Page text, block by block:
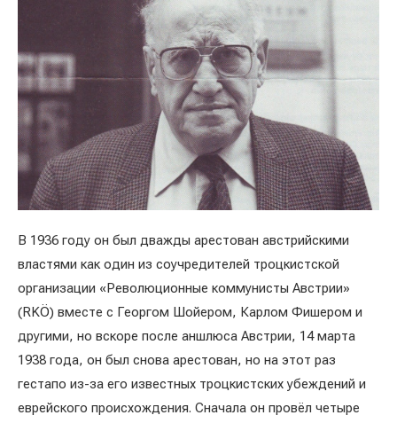
В 1936 году он был дважды арестован австрийскими
властями как один из соучредителей троцкистской
организации «Революционные коммунисты Австрии»
(RKÖ) вместе с Георгом Шойером, Карлом Фишером и
другими, но вскоре после аншлюса Австрии, 14 марта
1938 года, он был снова арестован, но на этот раз
гестапо из-за его известных троцкистских убеждений и
еврейского происхождения. Сначала он провёл четыре